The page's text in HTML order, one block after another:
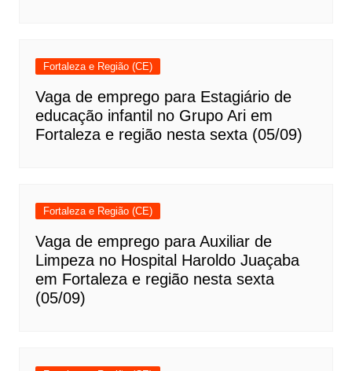
Fortaleza e Região (CE)
Vaga de emprego para Estagiário de
educação infantil no Grupo Ari em
Fortaleza e região nesta sexta (05/09)
Fortaleza e Região (CE)
Vaga de emprego para Auxiliar de
Limpeza no Hospital Haroldo Juaçaba
em Fortaleza e região nesta sexta
(05/09)